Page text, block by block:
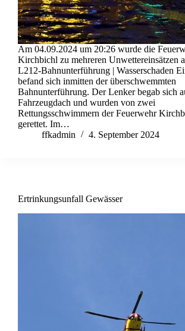
Am 04.09.2024 um 20:26 wurde die
Kirchbichl zu mehreren Unwettereinsätzen
L212-Bahnunterführung | Wasserschaden
befand sich inmitten der überschwemmten
Bahnunterführung. Der Lenker begab sich
Fahrzeugdach und wurden von zwei
Rettungsschwimmern der Feuerwehr
gerettet. Im…
ffkadmin
4. September 2024
Ertrinkungsunfall Gewässer